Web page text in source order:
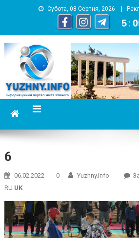
Субота, 08 Серпня, 2026
5 :
информационный портал
6
06.02.2022 0 Yuzhny.info
RU UK